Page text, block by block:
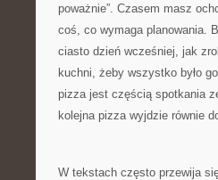
poważnie”. Czasem masz
coś, co wymaga planowania.
ciasto dzień wcześniej, jak
kuchni, żeby wszystko było
pizza jest częścią spotkania
kolejna pizza wyjdzie równie
W tekstach często przewija